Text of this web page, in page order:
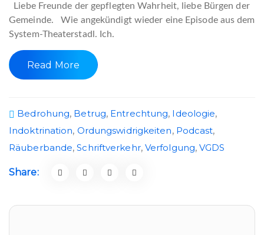
Liebe Freunde der gepflegten Wahrheit, liebe Bürgen der
Gemeinde. Wie angekündigt wieder eine Episode aus dem
System-Theaterstadl. Ich.
Read More
Bedrohung, Betrug, Entrechtung, Ideologie,
Indoktrination, Ordungswidrigkeiten, Podcast,
Räuberbande,Schriftverkehr, Verfolgung,VGDS
Share: